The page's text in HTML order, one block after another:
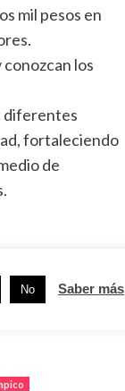
mil pesos en
los
diferentes
fortaleciendo
de
Niñez Tampiqueña
No Saber más